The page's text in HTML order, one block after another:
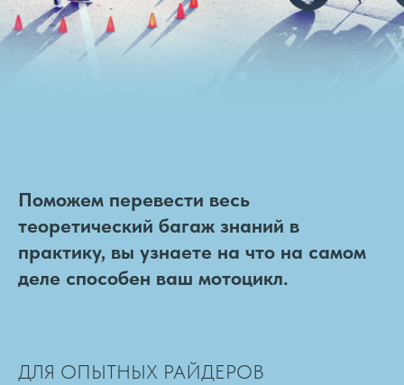
Поможем перевести весь
теоретический багаж знаний в
практику, вы узнаете на что на самом
деле способен ваш мотоцикл.
ДЛЯ ОПЫТНЫХ РАЙДЕРОВ